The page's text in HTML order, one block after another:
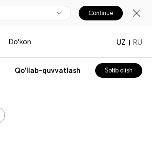
Continue
Do'kon UZ RU
Qo'llab-quvvatlash Sotib olish